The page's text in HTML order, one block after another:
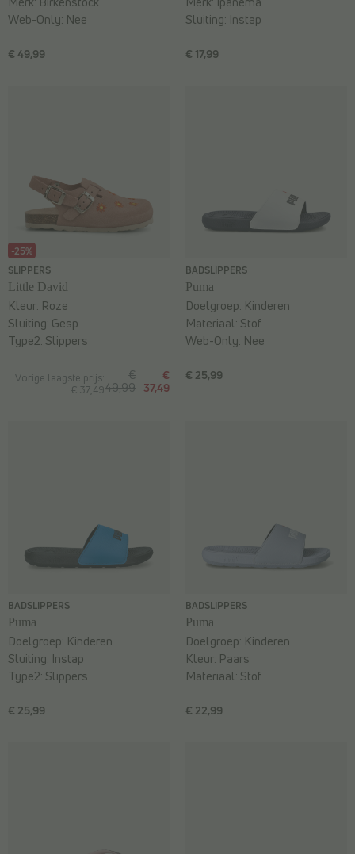
€ 49,99
Web-Only: Nee
€ 17,99
Sluiting: Instap
-25%
SLIPPERS
Little David
Vorige laagste prijs:
€ 37,49
€
49,99
€
37,49
Kleur: Roze
Sluiting: Gesp
Type2: Slippers
BADSLIPPERS
Puma
€ 25,99
Doelgroep: Kinderen
Materiaal: Stof
Web-Only: Nee
BADSLIPPERS
Puma
€ 25,99
Doelgroep: Kinderen
Sluiting: Instap
Type2: Slippers
BADSLIPPERS
Puma
€ 22,99
Doelgroep: Kinderen
Kleur: Paars
Materiaal: Stof